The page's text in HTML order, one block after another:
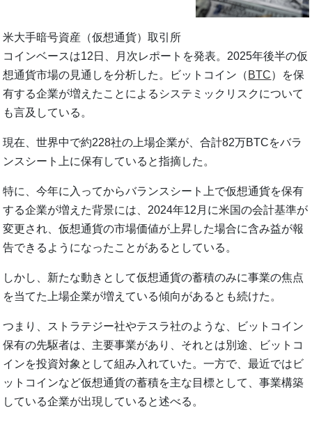
米大手暗号資産（仮想通貨）取引所
コインベースは12日、月次レポートを発表。2025年後半の仮
想通貨市場の見通しを分析した。ビットコイン（ BTC）を保
有する企業が増えたことによるシステミックリスクについて
も言及している。
現在、世界中で約228社の上場企業が、合計82万BTCをバラ
ンスシート上に保有していると指摘した。
特に、今年に入ってからバランスシート上で仮想通貨を保有
する企業が増えた背景には、2024年12月に米国の会計基準が
変更され、仮想通貨の市場価値が上昇した場合に含み益が報
告できるようになったことがあるとしている。
しかし、新たな動きとして仮想通貨の蓄積のみに事業の焦点
を当てた上場企業が増えている傾向があるとも続けた。
つまり、ストラテジー社やテスラ社のような、ビットコイン
保有の先駆者は、主要事業があり、それとは別途、ビットコ
インを投資対象として組み入れていた。一方で、最近ではビ
ットコインなど仮想通貨の蓄積を主な目標として、事業構築
している企業が出現していると述べる。